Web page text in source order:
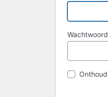
Wachtwoord